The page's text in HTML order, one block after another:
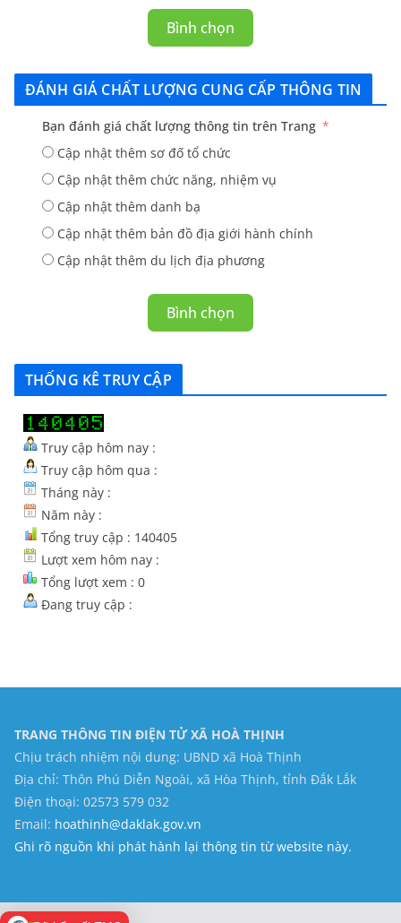
Bình chọn
ĐÁNH GIÁ CHẤT LƯỢNG CUNG CẤP THÔNG TIN
Bạn đánh giá chất lượng thông tin trên Trang
Cập nhật thêm sơ đố tổ chức
Cập nhật thêm chức năng, nhiệm vụ
Cập nhật thêm danh bạ
Cập nhật thêm bản đồ địa giới hành chính
Cập nhật thêm du lịch địa phương
Bình chọn
THỐNG KÊ TRUY CẬP
Truy cập hôm nay :
Truy cập hôm qua :
Tháng này :
Năm này :
Tổng truy cập : 140405
Lượt xem hôm nay :
Tổng lượt xem : 0
Đang truy cập :
TRANG THÔNG TIN ĐIỆN TỬ XÃ HOÀ THỊNH
Chịu trách nhiệm nội dung: UBND xã Hoà Thịnh
Địa chỉ: Thôn Phú Diễn Ngoài, xã Hòa Thịnh, tỉnh Đắk Lắk
Điện thoại: 02573 579 032
Email: hoathinh@daklak.gov.vn
Ghi rõ nguồn khi phát hành lại thông tin từ website này.